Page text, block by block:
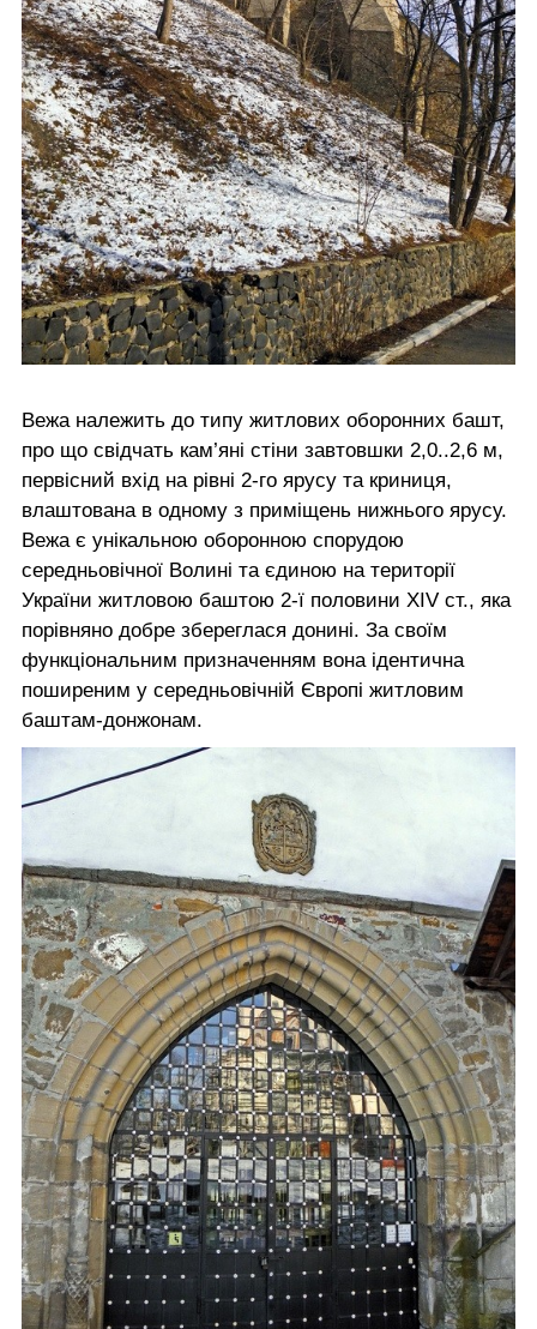
Вежа належить до типу житлових оборонних башт,
про що свідчать кам’яні стіни завтовшки 2,0..2,6 м,
первісний вхід на рівні 2-го ярусу та криниця,
влаштована в одному з приміщень нижнього ярусу.
Вежа є унікальною оборонною спорудою
середньовічної Волині та єдиною на території
України житловою баштою 2-ї половини XIV ст., яка
порівняно добре збереглася донині. За своїм
функціональним призначенням вона ідентична
поширеним у середньовічній Європі житловим
баштам-донжонам.